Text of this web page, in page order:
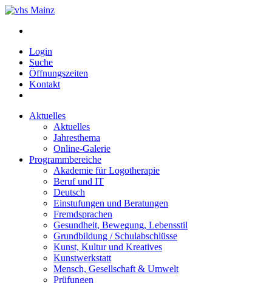
Login
Suche
Öffnungszeiten
Kontakt
Aktuelles
Aktuelles
Jahresthema
Online-Galerie
Programmbereiche
Akademie für Logotherapie
Beruf und IT
Deutsch
Einstufungen und Beratungen
Fremdsprachen
Gesundheit, Bewegung, Lebensstil
Grundbildung / Schulabschlüsse
Kunst, Kultur und Kreatives
Kunstwerkstatt
Mensch, Gesellschaft & Umwelt
Prüfungen